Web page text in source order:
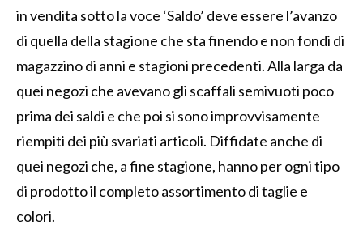
in vendita sotto la voce ‘Saldo’ deve essere l’avanzo
di quella della stagione che sta finendo e non fondi di
magazzino di anni e stagioni precedenti. Alla larga da
quei negozi che avevano gli scaffali semivuoti poco
prima dei saldi e che poi si sono improvvisamente
riempiti dei più svariati articoli. Diffidate anche di
quei negozi che, a fine stagione, hanno per ogni tipo
di prodotto il completo assortimento di taglie e
colori.